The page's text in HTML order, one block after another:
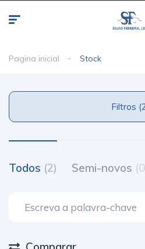
Pagina inicial Stock
Todos (2) Semi-novos